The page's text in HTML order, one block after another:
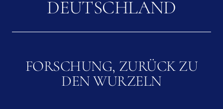
EUTSCHLAND
FORSCHUNG, ZURÜCK ZU
DEN WURZELN